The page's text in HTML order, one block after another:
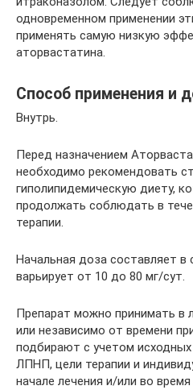
одновременном применении
применять самую низкую
аторвастатина.
Способ применения и
Внутрь.
Перед назначением
необходимо рекомендовать
гиполипидемическую диету,
продолжать соблюдать в
терапии.
Начальная доза составляет
варьирует от 10 до 80 мг/сут.
Препарат можно принимать в
или независимо от времени
подбирают с учетом исходных
ЛПНП, цели терапии и
начале лечения и/или во